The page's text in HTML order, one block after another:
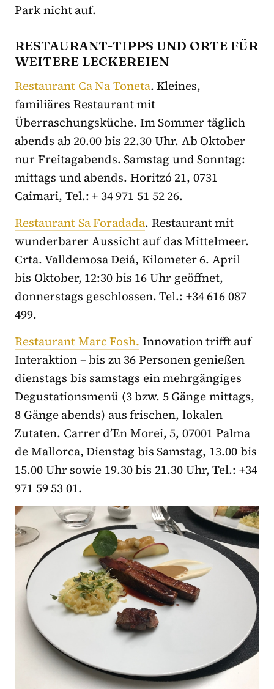
Park nicht auf.
RESTAURANT-TIPPS UND ORTE FÜR
WEITERE LECKEREIEN
Restaurant Ca Na Toneta.Kleines,
familiäres Restaurant mit
Überraschungsküche. Im Sommer täglich
abends ab 20.00 bis 22.30 Uhr. Ab Oktober
nur Freitagabends. Samstag und Sonntag:
mittags und abends. Horitzó 21, 0731
Caimari, Tel.: + 34 971 51 52 26.
Restaurant Sa Foradada. Restaurant mit
wunderbarer Aussicht auf das Mittelmeer.
Crta. Valldemosa Deiá, Kilometer 6. April
bis Oktober, 12:30 bis 16 Uhr geöffnet,
donnerstags geschlossen. Tel.: +34 616 087
499.
Restaurant Marc Fosh. Innovation trifft auf
Interaktion – bis zu 36 Personen genießen
dienstags bis samstags ein mehrgängiges
Degustationsmenü (3 bzw. 5 Gänge mittags,
8 Gänge abends) aus frischen, lokalen
Zutaten. Carrer d’En Morei, 5, 07001 Palma
de Mallorca, Dienstag bis Samstag, 13.00 bis
15.00 Uhr sowie 19.30 bis 21.30 Uhr, Tel.: +34
971 59 53 01.